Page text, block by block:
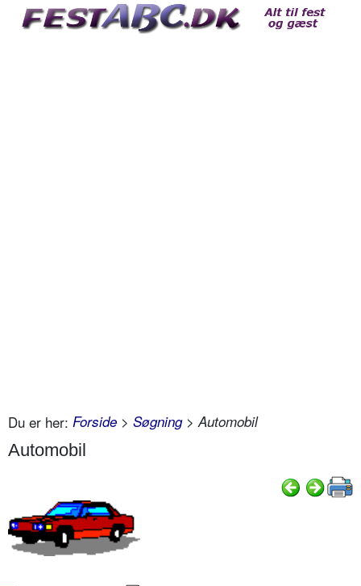
Du er her: Forside > Søgning> Automobil
Automobil